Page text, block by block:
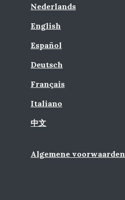
Nederlands
English
Español
Deutsch
Français
Italiano
中文
Algemene voorwaarden